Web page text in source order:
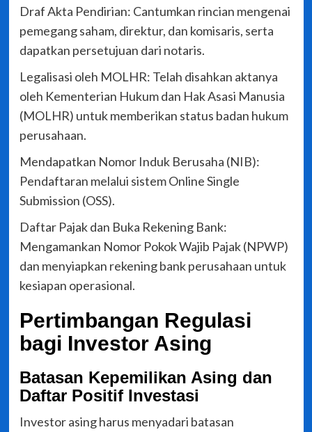
Draf Akta Pendirian: Cantumkan rincian mengenai
pemegang saham, direktur, dan komisaris, serta
dapatkan persetujuan dari notaris.
Legalisasi oleh MOLHR: Telah disahkan aktanya
oleh Kementerian Hukum dan Hak Asasi Manusia
(MOLHR) untuk memberikan status badan hukum
perusahaan.
Mendapatkan Nomor Induk Berusaha (NIB):
Pendaftaran melalui sistem Online Single
Submission (OSS).
Daftar Pajak dan Buka Rekening Bank:
Mengamankan Nomor Pokok Wajib Pajak (NPWP)
dan menyiapkan rekening bank perusahaan untuk
kesiapan operasional.
Pertimbangan Regulasi
bagi Investor Asing
Batasan Kepemilikan Asing dan
Daftar Positif Investasi
Investor asing harus menyadari batasan